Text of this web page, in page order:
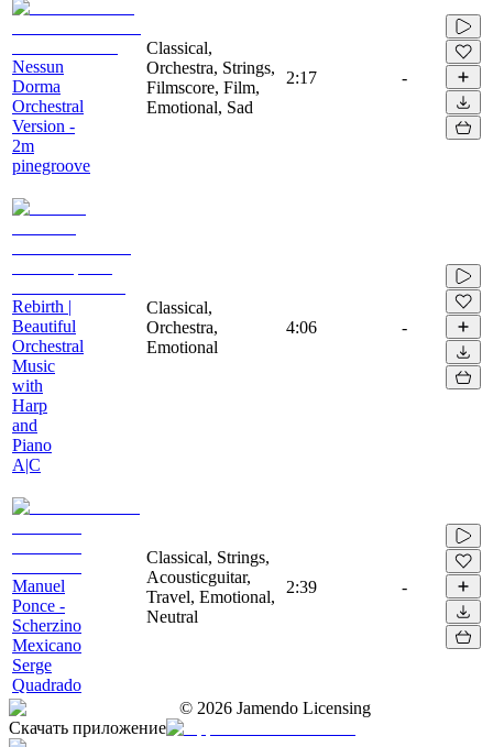
Nessun
Dorma
Orchestral
Version -
2m
pinegroove
Classical,
Orchestra, Strings,
Filmscore, Film,
Emotional, Sad
2:17 -
Rebirth |
Beautiful
Orchestral
Music
with
Harp
and
Piano
A|C
Classical,
Orchestra,
Emotional
4:06 -
Manuel
Ponce -
Scherzino
Mexicano
Serge
Quadrado
Classical, Strings,
Acousticguitar,
Travel, Emotional,
Neutral
2:39 -
© 2026 Jamendo Licensing
Скачать приложение